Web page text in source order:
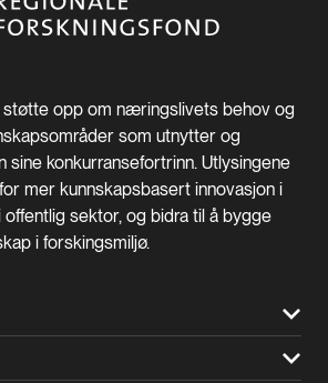
støtte opp om næringslivets behov og
som utnytter og
sine konkurransefortrinn. Utlysingene
mer kunnskapsbasert innovasjon i
sektor, og bidra til å bygge
i forskingsmiljø.